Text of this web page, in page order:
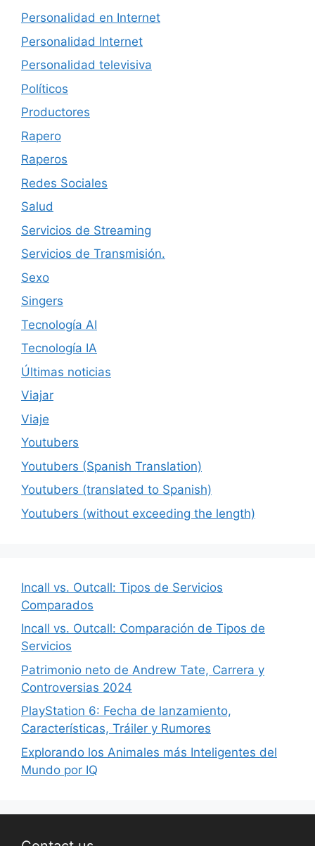
Personalidad en Internet
Personalidad Internet
Personalidad televisiva
Políticos
Productores
Rapero
Raperos
Redes Sociales
Salud
Servicios de Streaming
Servicios de Transmisión.
Sexo
Singers
Tecnología AI
Tecnología IA
Últimas noticias
Viajar
Viaje
Youtubers
Youtubers (Spanish Translation)
Youtubers (translated to Spanish)
Youtubers (without exceeding the length)
Incall vs. Outcall: Tipos de Servicios
Comparados
Incall vs. Outcall: Comparación de Tipos de
Servicios
Patrimonio neto de Andrew Tate, Carrera y
Controversias 2024
PlayStation 6: Fecha de lanzamiento,
Características, Tráiler y Rumores
Explorando los Animales más Inteligentes del
Mundo por IQ